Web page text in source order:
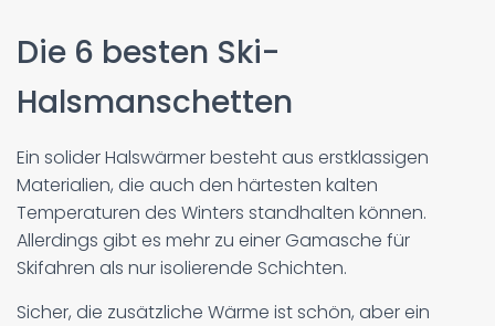
Die 6 besten Ski-
Halsmanschetten
Ein solider Halswärmer besteht aus erstklassigen
Materialien, die auch den härtesten kalten
Temperaturen des Winters standhalten können.
Allerdings gibt es mehr zu einer Gamasche für
Skifahren als nur isolierende Schichten.
Sicher, die zusätzliche Wärme ist schön, aber ein